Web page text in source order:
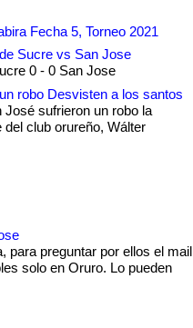
Fecha 5, Torneo 2021
Sucre vs San Jose
0 - 0 San Jose
robo Desvisten a los santos
sufrieron un robo la
club orureño, Wálter
para preguntar por ellos el mail
solo en Oruro. Lo pueden